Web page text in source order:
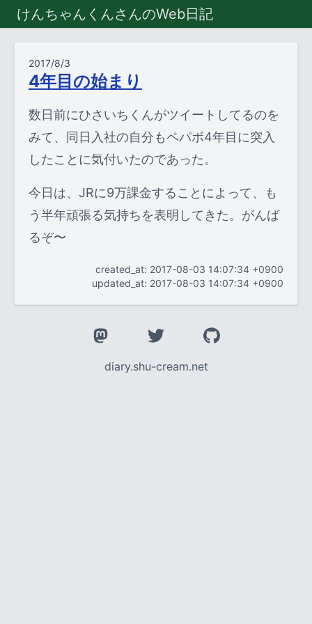
けんちゃんくんさんのWeb日記
2017/8/3
4年目の始まり
数日前にひさいちくんがツイートしてるのを
みて、同日入社の自分もペパボ4年目に突入
したことに気付いたのであった。
今日は、JRに9万課金することによって、も
う半年頑張る気持ちを表明してきた。がんば
るぞ〜
created_at: 2017-08-03 14:07:34 +0900
updated_at: 2017-08-03 14:07:34 +0900
diary.shu-cream.net